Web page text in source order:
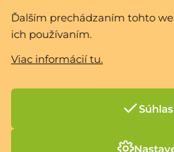
Ďalším prechádzaním tohto
ich používaním.
Viac informácií tu.
Tiktok
WhatsApp
PCexpres.sk. Všetky práva